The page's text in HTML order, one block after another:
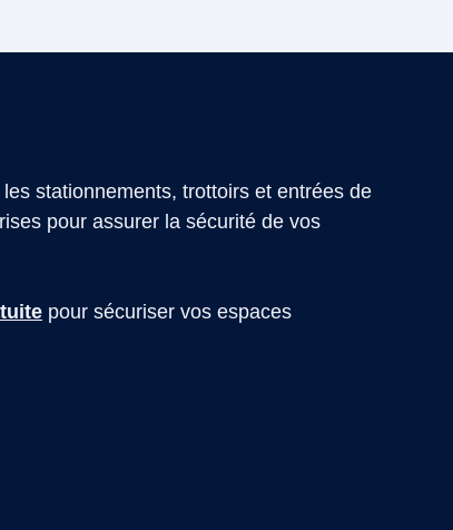
stationnements, trottoirs et entrées de
pour assurer la sécurité de vos
pour sécuriser vos espaces